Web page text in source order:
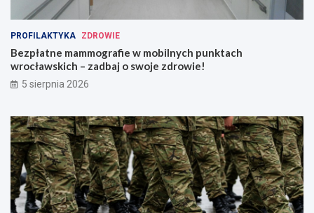
PROFILAKTYKA ZDROWIE
Bezpłatne mammografie w mobilnych punktach
wrocławskich – zadbaj o swoje zdrowie!
5 sierpnia 2026